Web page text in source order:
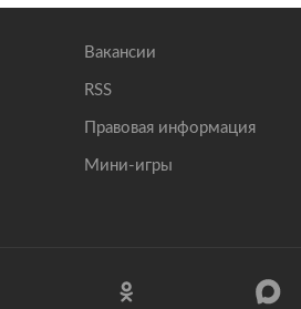
Вакансии
RSS
Правовая информация
Мини-игры